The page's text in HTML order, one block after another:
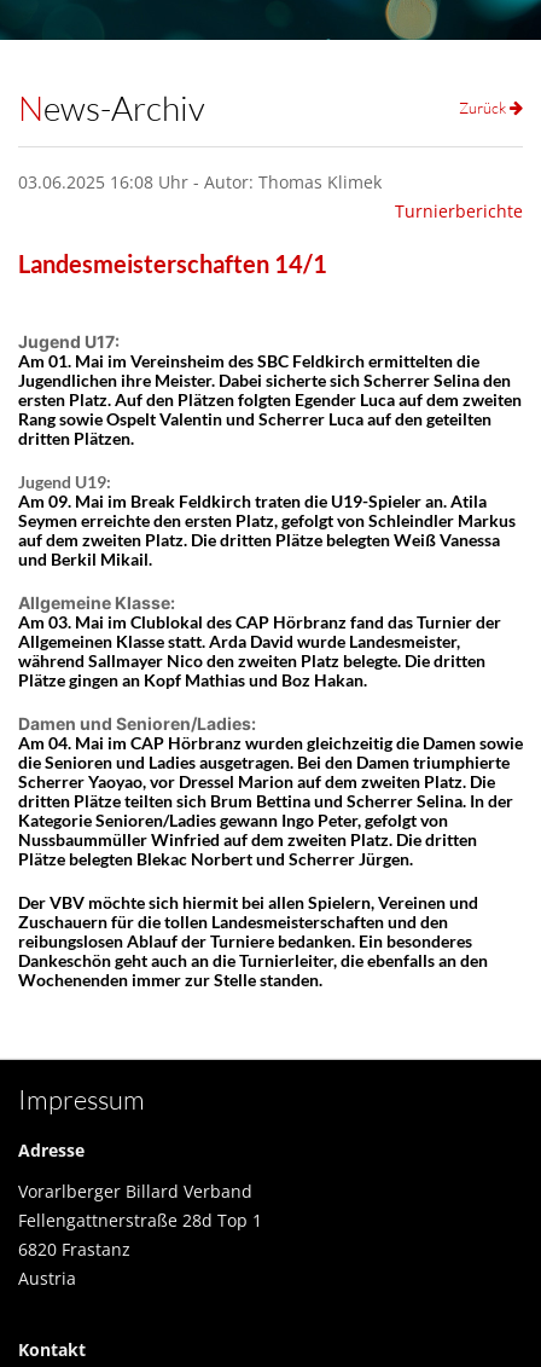
News-Archiv Zurück
03.06.2025 16:08 Uhr - Autor: Thomas Klimek
Turnierberichte
Landesmeisterschaften 14/1
Jugend U17:
Am 01. Mai im Vereinsheim des SBC Feldkirch ermittelten die
Jugendlichen ihre Meister. Dabei sicherte sich Scherrer Selina den
ersten Platz. Auf den Plätzen folgten Egender Luca auf dem zweiten
Rang sowie Ospelt Valentin und Scherrer Luca auf den geteilten
dritten Plätzen.
Jugend U19:
Am 09. Mai im Break Feldkirch traten die U19-Spieler an. Atila
Seymen erreichte den ersten Platz, gefolgt von Schleindler Markus
auf dem zweiten Platz. Die dritten Plätze belegten Weiß Vanessa
und Berkil Mikail.
Allgemeine Klasse:
Am 03. Mai im Clublokal des CAP Hörbranz fand das Turnier der
Allgemeinen Klasse statt. Arda David wurde Landesmeister,
während Sallmayer Nico den zweiten Platz belegte. Die dritten
Plätze gingen an Kopf Mathias und Boz Hakan.
Damen und Senioren/Ladies:
Am 04. Mai im CAP Hörbranz wurden gleichzeitig die Damen sowie
die Senioren und Ladies ausgetragen. Bei den Damen triumphierte
Scherrer Yaoyao, vor Dressel Marion auf dem zweiten Platz. Die
dritten Plätze teilten sich Brum Bettina und Scherrer Selina. In der
Kategorie Senioren/Ladies gewann Ingo Peter, gefolgt von
Nussbaummüller Winfried auf dem zweiten Platz. Die dritten
Plätze belegten Blekac Norbert und Scherrer Jürgen.
Der VBV möchte sich hiermit bei allen Spielern, Vereinen und
Zuschauern für die tollen Landesmeisterschaften und den
reibungslosen Ablauf der Turniere bedanken. Ein besonderes
Dankeschön geht auch an die Turnierleiter, die ebenfalls an den
Wochenenden immer zur Stelle standen.
Impressum
Adresse
Vorarlberger Billard Verband
Fellengattnerstraße 28d Top 1
6820 Frastanz
Austria
Kontakt